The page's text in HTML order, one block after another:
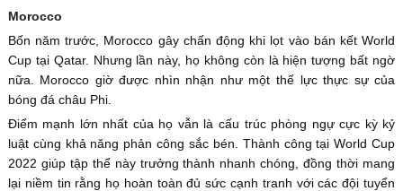
Morocco
Bốn năm trước, Morocco gây chấn động khi lọt vào bán kết World
Cup tại Qatar. Nhưng lần này, họ không còn là hiện tượng bất ngờ
nữa. Morocco giờ được nhìn nhận như một thế lực thực sự của
bóng đá châu Phi.
Điểm mạnh lớn nhất của họ vẫn là cấu trúc phòng ngự cực kỳ kỷ
luật cùng khả năng phản công sắc bén. Thành công tại World Cup
2022 giúp tập thể này trưởng thành nhanh chóng, đồng thời mang
lại niềm tin rằng họ hoàn toàn đủ sức cạnh tranh với các đội tuyển